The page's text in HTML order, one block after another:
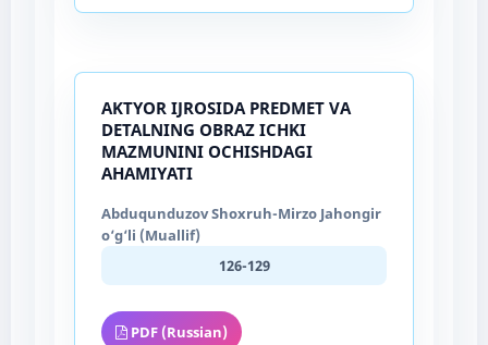
AKTYOR IJROSIDA PREDMET VA
DETALNING OBRAZ ICHKI
MAZMUNINI OCHISHDAGI
AHAMIYATI
Abduqunduzov Shoxruh-Mirzo Jahongir
o‘g‘li (Muallif)
126-129
PDF (Russian)